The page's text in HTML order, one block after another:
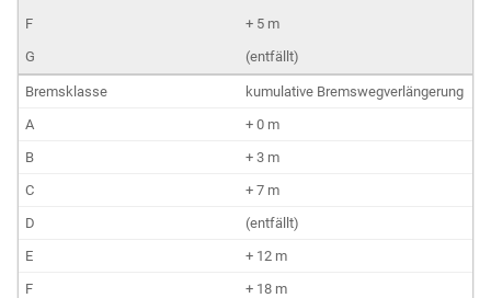
+ 5 m
(entfällt)
kumulative Bremswegverlängerung
+ 0 m
+ 3 m
+ 7 m
(entfällt)
+ 12 m
+ 18 m